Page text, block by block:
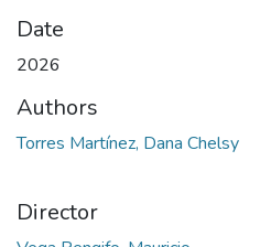
Date
2026
Authors
Torres Martínez, Dana Chelsy
Director